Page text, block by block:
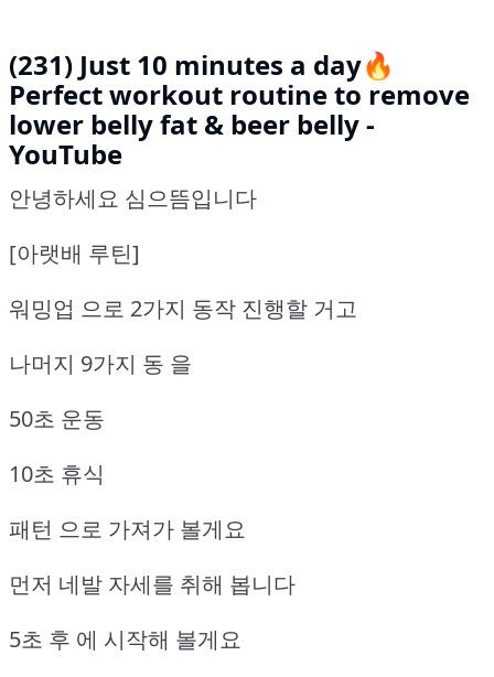
(231) Just 10 minutes a day🔥
Perfect workout routine to remove
lower belly fat & beer belly -
YouTube
안녕하세요 심으뜸입니다
[아랫배 루틴]
워밍업 으로 2가지 동작 진행할 거고
나머지 9가지 동 을
50초 운동
10초 휴식
패턴 으로 가져가 볼게요
먼저 네발 자세를 취해 봅니다
5초 후 에 시작해 볼게요